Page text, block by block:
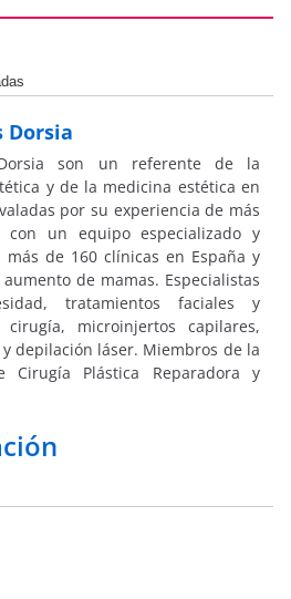
Dorsia
son un referente de la
y de la medicina estética en
por su experiencia de más
un equipo especializado y
de 160 clínicas en España y
de mamas. Especialistas
tratamientos faciales y
microinjertos capilares,
depilación láser. Miembros de la
Cirugía Plástica Reparadora y